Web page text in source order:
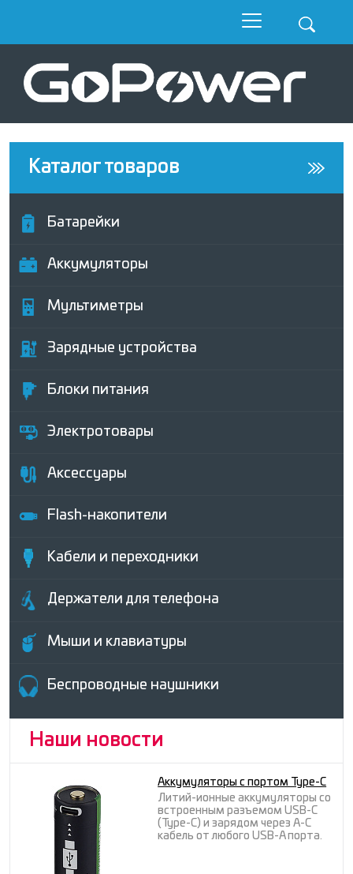
Каталог товаров
Батарейки
Аккумуляторы
Мультиметры
Зарядные устройства
Блоки питания
Электротовары
Аксессуары
Flash-накопители
Кабели и переходники
Держатели для телефона
Мыши и клавиатуры
Беcпроводные наушники
Наши новости
Аккумуляторы с портом Type-C
Литий-ионные аккумуляторы со
встроенным разъемом USB-C
(Type-C) и зарядом через A-C
кабель от любого USB-A порта.